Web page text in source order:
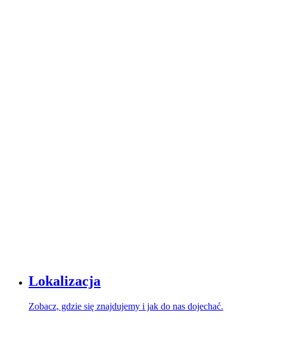
Lokalizacja
Zobacz, gdzie się znajdujemy i jak do nas dojechać.